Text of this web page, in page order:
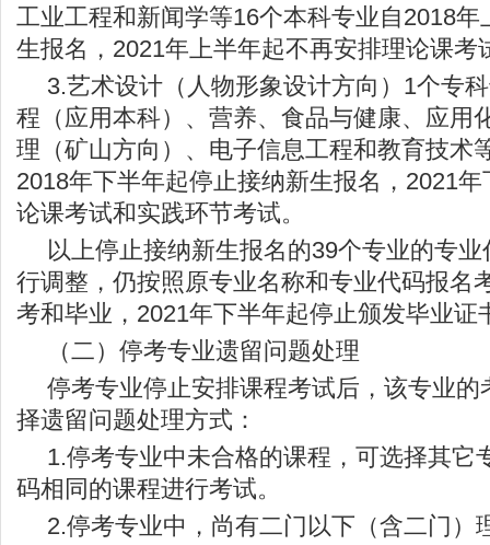
工业工程和新闻学等16个本科专业自2018
生报名，2021年上半年起不再安排理论课考
3.艺术设计（人物形象设计方向）1个专
程（应用本科）、营养、食品与健康、应用
理（矿山方向）、电子信息工程和教育技术
2018年下半年起停止接纳新生报名，2021
论课考试和实践环节考试。
以上停止接纳新生报名的39个专业的专
行调整，仍按照原专业名称和专业代码报名
考和毕业，2021年下半年起停止颁发毕业证
（二）停考专业遗留问题处理
停考专业停止安排课程考试后，该专业的
择遗留问题处理方式：
1.停考专业中未合格的课程，可选择其它
码相同的课程进行考试。
2.停考专业中，尚有二门以下（含二门）